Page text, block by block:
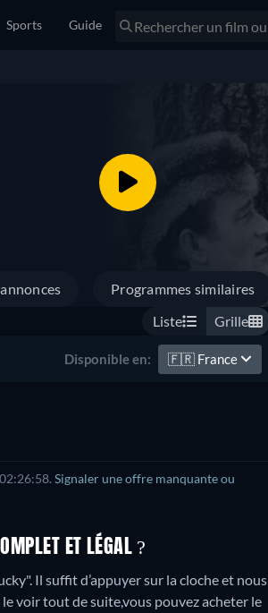
Sports Guide
Programmes similaires
Liste Grille
Disponible en: 🇫🇷 France
Signaler une offre manquante ou
ET LÉGAL ?
Il suffit d’appuyer sur la cloche et nous
voir tout de suite,vous pouvez acheter le